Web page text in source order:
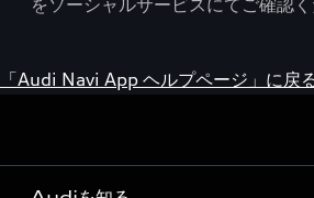
をソーシャルサービスにてご確認く
「Audi Navi App ヘルプページ」に戻